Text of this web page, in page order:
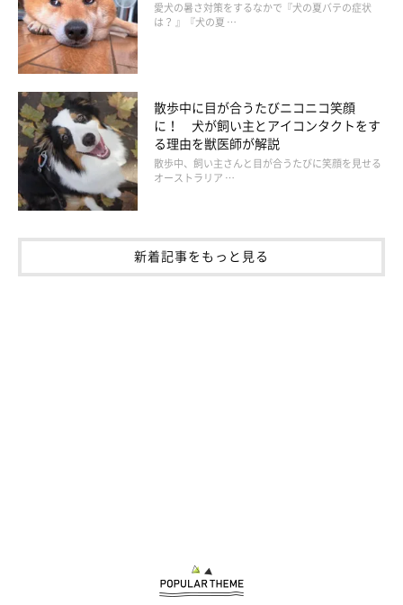
愛犬の暑さ対策をするなかで『犬の夏バテの症状
は？ 』『犬の夏 …
散歩中に目が合うたびニコニコ笑顔
に！ 犬が飼い主とアイコンタクトをす
る理由を獣医師が解説
散歩中、飼い主さんと目が合うたびに笑顔を見せる
オーストラリア …
新着記事をもっと見る